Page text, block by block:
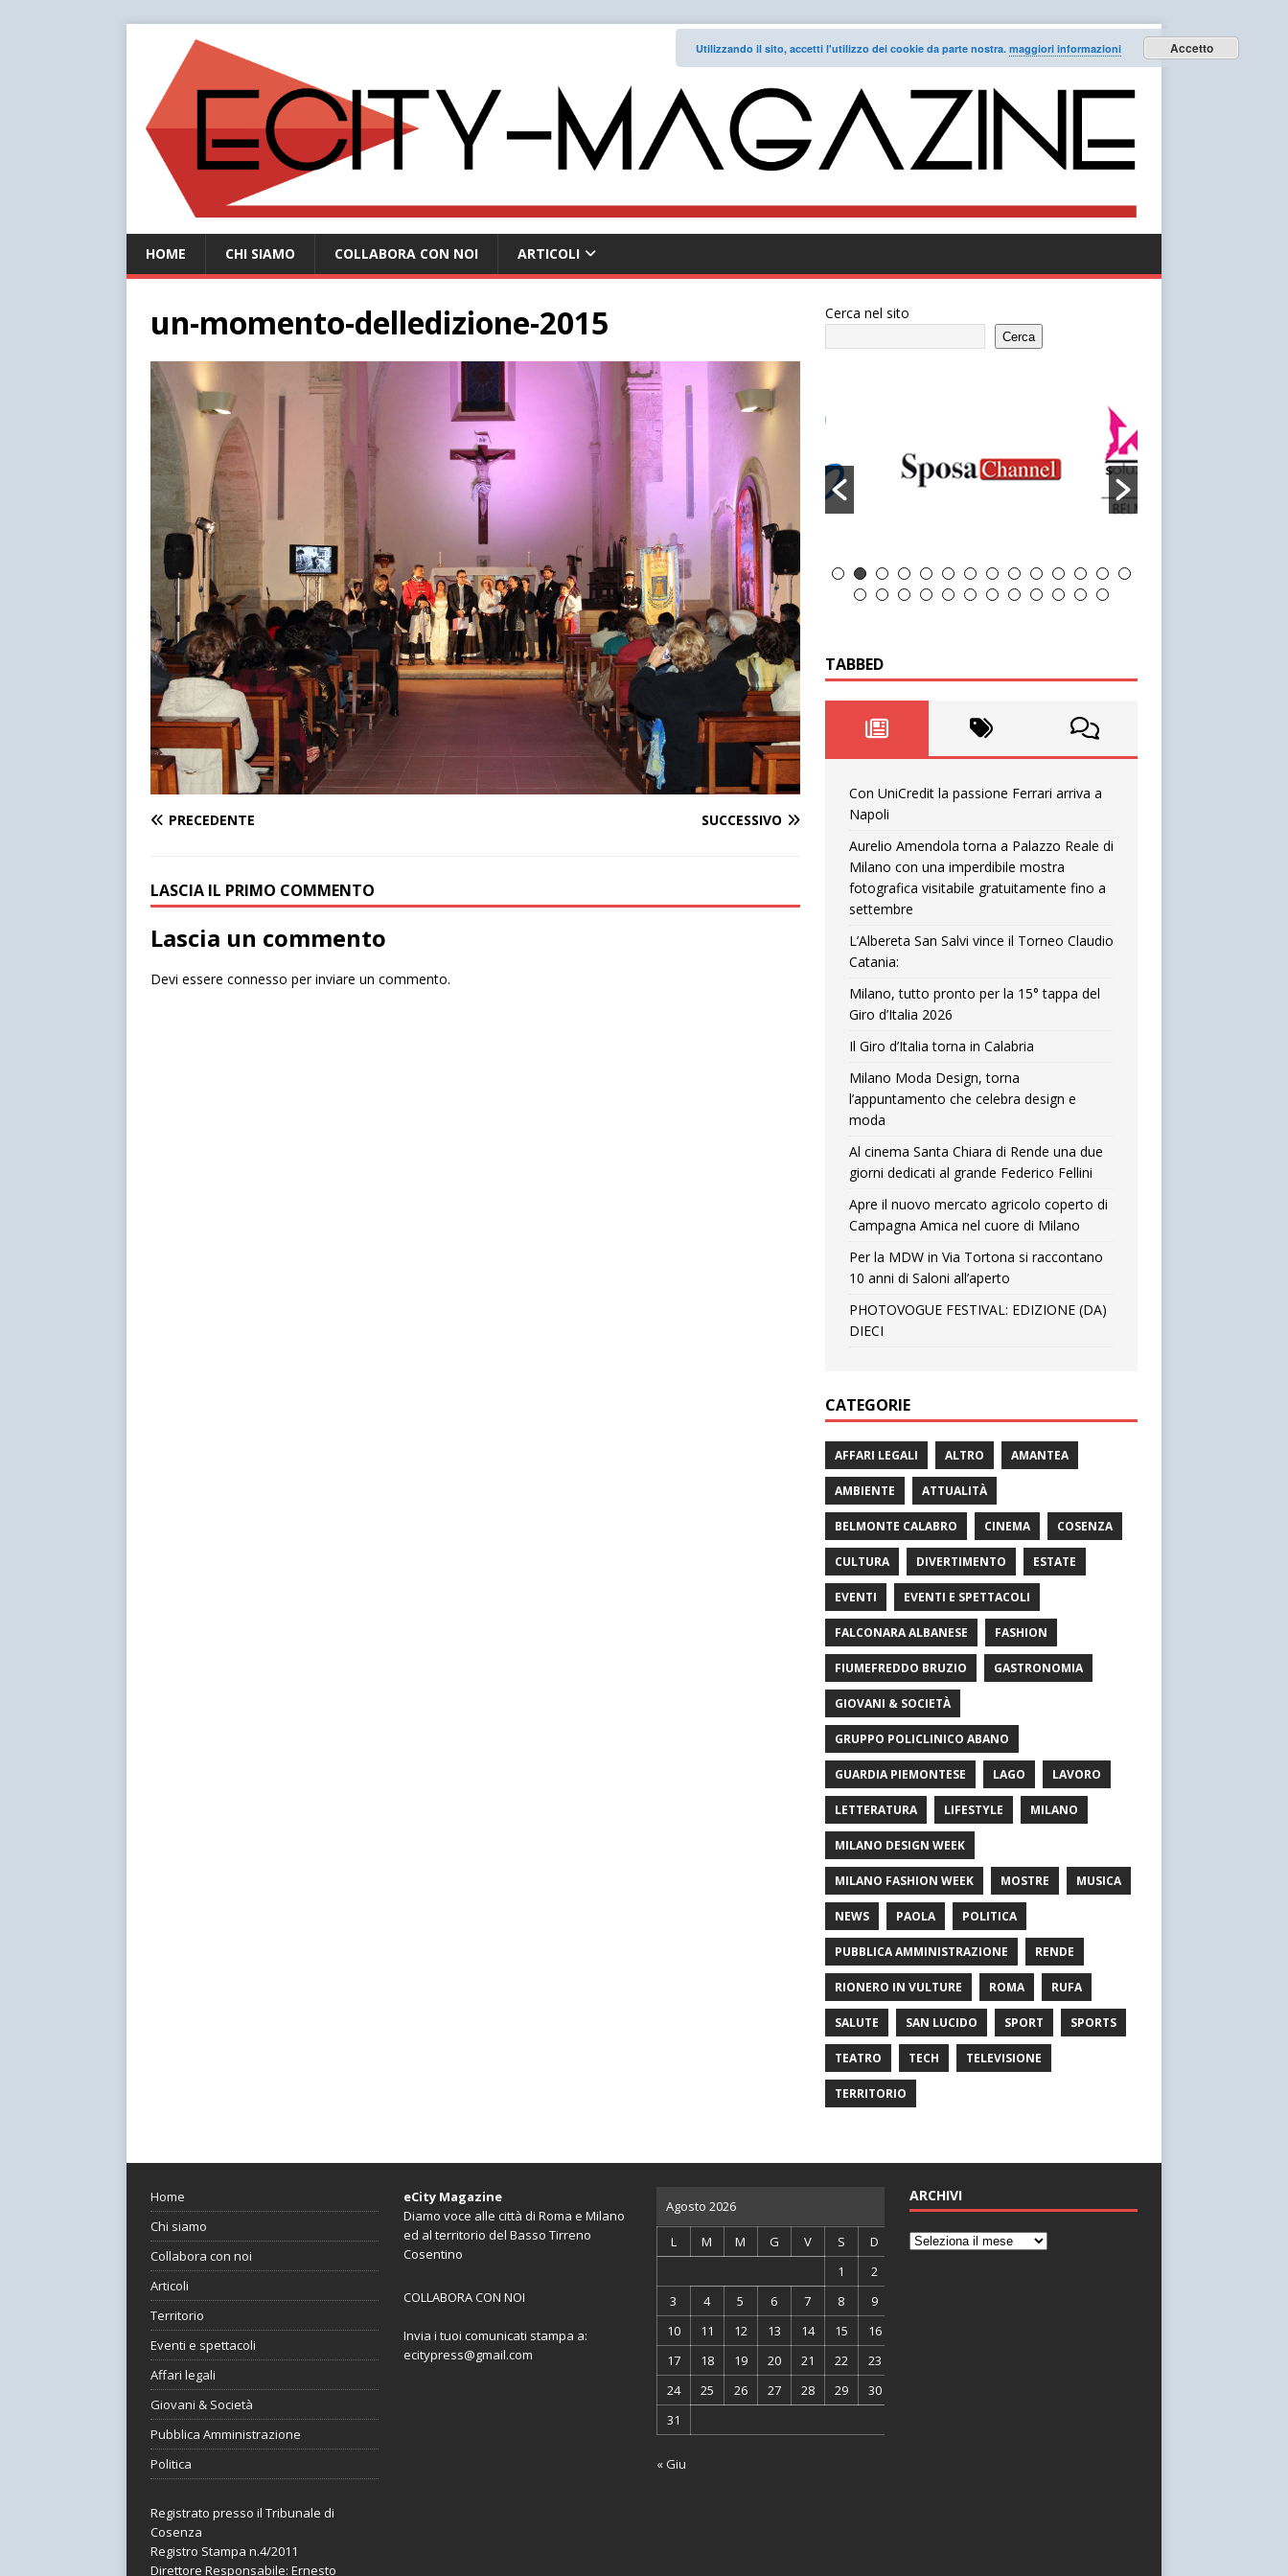
HOME CHI SIAMO COLLABORA CON NOI ARTICOLI
un-momento-delledizione-2015
PRECEDENTE SUCCESSIVO
LASCIA IL PRIMO COMMENTO
Lascia un commento
Devi essere connesso per inviare un commento.
Cerca nel sito
Cerca
TABBED
Con UniCredit la passione Ferrari arriva a
Napoli
Aurelio Amendola torna a Palazzo Reale di
Milano con una imperdibile mostra
fotografica visitabile gratuitamente fino a
settembre
L’Albereta San Salvi vince il Torneo Claudio
Catania:
Milano, tutto pronto per la 15° tappa del
Giro d’Italia 2026
Il Giro d’Italia torna in Calabria
Milano Moda Design, torna
l’appuntamento che celebra design e
moda
Al cinema Santa Chiara di Rende una due
giorni dedicati al grande Federico Fellini
Apre il nuovo mercato agricolo coperto di
Campagna Amica nel cuore di Milano
Per la MDW in Via Tortona si raccontano
10 anni di Saloni all’aperto
PHOTOVOGUE FESTIVAL: EDIZIONE (DA)
DIECI
CATEGORIE
AFFARI LEGALI ALTRO AMANTEA
AMBIENTE ATTUALITÀ
BELMONTE CALABRO CINEMA COSENZA
CULTURA DIVERTIMENTO ESTATE
EVENTI EVENTI E SPETTACOLI
FALCONARA ALBANESE FASHION
FIUMEFREDDO BRUZIO GASTRONOMIA
GIOVANI & SOCIETÀ
GRUPPO POLICLINICO ABANO
GUARDIA PIEMONTESE LAGO LAVORO
LETTERATURA LIFESTYLE MILANO
MILANO DESIGN WEEK
MILANO FASHION WEEK MOSTRE MUSICA
NEWS PAOLA POLITICA
PUBBLICA AMMINISTRAZIONE RENDE
RIONERO IN VULTURE ROMA RUFA
SALUTE SAN LUCIDO SPORT SPORTS
TEATRO TECH TELEVISIONE
TERRITORIO
Home
Chi siamo
Collabora con noi
Articoli
Territorio
Eventi e spettacoli
Affari legali
Giovani & Società
Pubblica Amministrazione
Politica
Registrato presso il Tribunale di
Cosenza
Registro Stampa n.4/2011
Direttore Responsabile: Ernesto
eCity Magazine
Diamo voce alle città di Roma e Milano
ed al territorio del Basso Tirreno
Cosentino
COLLABORA CON NOI
Invia i tuoi comunicati stampa a:
ecitypress@gmail.com
Agosto 2026
L M M G V S
D
1
2
3
4 5 6 7 8
9
10
11 12 13 14 15
16
17
18 19 20 21 22
23
24
25 26 27 28 29
30
31
« Giu
ARCHIVI
Utilizzando il sito, accetti l'utilizzo dei cookie da parte nostra. maggiori informazioni Accetto